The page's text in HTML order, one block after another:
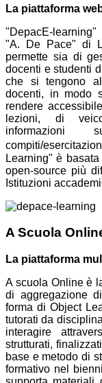
La piattaforma
"DepacE-
"A. De Pace" di
permette sia di
docenti e studenti
che si tengono
docenti, in modo
rendere
lezioni, di
informazioni
compiti/
Learning" è
open-source più
Istituzioni
A Scuola
La piattaforma
A scuola Online è
di aggregazione
forma di Object
tutorati da
interagire
strutturati,
base e metodo di
formativo nel